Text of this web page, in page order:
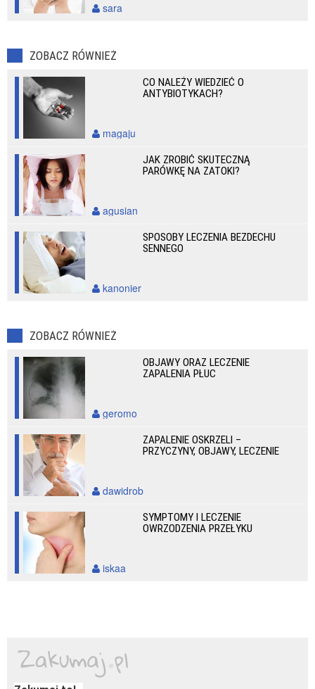
sara
ZOBACZ RÓWNIEŻ
CO NALEŻY WIEDZIEĆ O
ANTYBIOTYKACH?
magaju
JAK ZROBIĆ SKUTECZNĄ
PARÓWKĘ NA ZATOKI?
agusian
SPOSOBY LECZENIA BEZDECHU
SENNEGO
kanonier
ZOBACZ RÓWNIEŻ
OBJAWY ORAZ LECZENIE
ZAPALENIA PŁUC
geromo
ZAPALENIE OSKRZELI –
PRZYCZYNY, OBJAWY, LECZENIE
dawidrob
SYMPTOMY I LECZENIE
OWRZODZENIA PRZEŁYKU
iskaa